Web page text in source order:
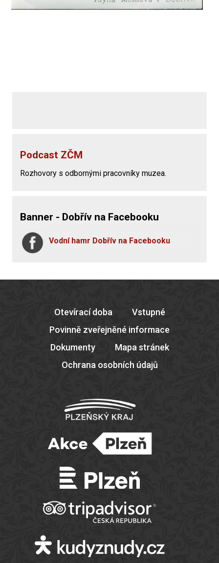
Podcast ZČM
Rozhovory s odbornými pracovníky muzea.
Banner - Dobřív na Facebooku
Vodní hamr Dobřív na Facebooku
Otevírací doba
Vstupné
Povinně zveřejněné informace
Dokumenty
Mapa stránek
Ochrana osobních údajů